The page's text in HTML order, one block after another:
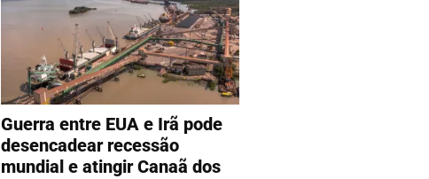
Guerra entre EUA e Irã pode
desencadear recessão
mundial e atingir Canaã dos